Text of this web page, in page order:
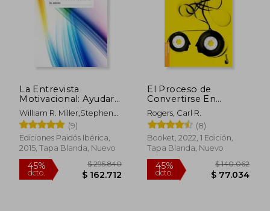
45%
dcto.
$ 143.119
$ 78.716
45%
dcto. $
La Entrevista
Motivacional: Ayudar
a las Personas a
Cambiar
William R. Miller,Stephen
Rollnick
(9)
Ediciones Paidós Ibérica,
2015, Tapa Blanda, Nuevo
El Proceso de
Convertirse En
Persona: Mi Técnica
Terapéutica
Rogers, Carl R.
(8)
Booket, 2022, 1 Edición,
Tapa Blanda, Nuevo